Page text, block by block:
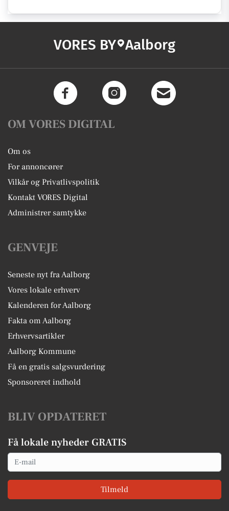
VORES BY Aalborg
OM VORES DIGITAL
Om os
For annoncører
Vilkår og Privatlivspolitik
Kontakt VORES Digital
Administrer samtykke
GENVEJE
Seneste nyt fra Aalborg
Vores lokale erhverv
Kalenderen for Aalborg
Fakta om Aalborg
Erhvervsartikler
Aalborg Kommune
Få en gratis salgsvurdering
Sponsoreret indhold
BLIV OPDATERET
Få lokale nyheder GRATIS
Email
Tilmeld